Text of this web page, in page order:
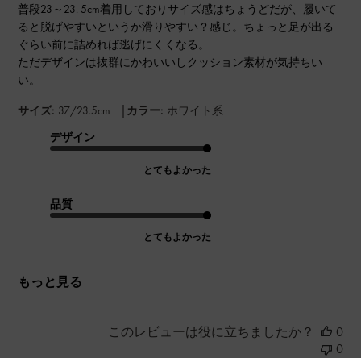
普段23～23. 5cm着用しておりサイズ感はちょうどだが、履いて
ると脱げやすいというか滑りやすい？感じ。ちょっと足が出る
ぐらい前に詰めれば逃げにくくなる。
ただデザインは抜群にかわいいしクッション素材が気持ちい
い。
サイズ: 37/23.5cm | カラー: ホワイト系
デザイン
とてもよかった
品質
とてもよかった
もっと見る
このレビューは役に立ちましたか？
0
0